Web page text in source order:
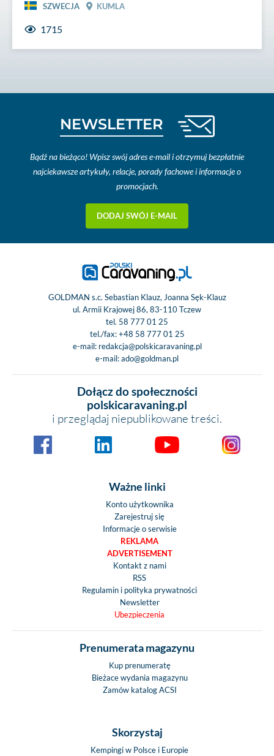
SZWECJA KUMLA
1715
NEWSLETTER
Bądź na bieżąco! Wpisz swój adres e-mail i otrzymuj bezpłatnie
najciekawsze artykuły, relacje, porady fachowe i informacje o
promocjach.
DODAJ SWÓJ E-MAIL
GOLDMAN s.c. Sebastian Klauz, Joanna Sęk-Klauz
ul. Armii Krajowej 86, 83-110 Tczew
tel. 58 777 01 25
tel./fax:+48 58 777 01 25
e-mail: redakcja@polskicaravaning.pl
e-mail:ado@goldman.pl
Dołącz do społeczności
polskicaravaning.pl
i przeglądaj niepublikowane treści.
Ważne linki
Konto użytkownika
Zarejestruj się
Informacje o serwisie
REKLAMA
ADVERTISEMENT
Kontakt z nami
RSS
Regulamin i polityka prywatności
Newsletter
Ubezpieczenia
Prenumerata magazynu
Kup prenumeratę
Bieżace wydania magazynu
Zamów katalog ACSI
Skorzystaj
Kempingi w Polsce i Europie